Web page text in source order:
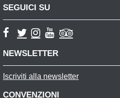
SEGUICI SU
NEWSLETTER
Iscriviti alla newsletter
CONVENZIONI